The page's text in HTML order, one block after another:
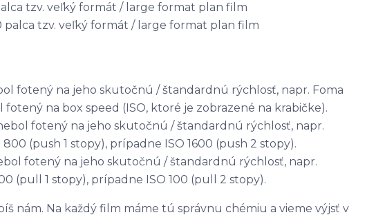
tzv. veľký formát / large format plan film
palca tzv. veľký formát / large format plan film
fotený na jeho skutočnú / štandardnú rýchlosť, napr. Foma
fotený na box speed (ISO, ktoré je zobrazené na krabičke).
fotený na jeho skutočnú / štandardnú rýchlosť, napr.
(push 1 stopy), prípadne ISO 1600 (push 2 stopy).
fotený na jeho skutočnú / štandardnú rýchlosť, napr.
(pull 1 stopy), prípadne ISO 100 (pull 2 stopy).
nám. Na každý film máme tú správnu chémiu a vieme výjsť v